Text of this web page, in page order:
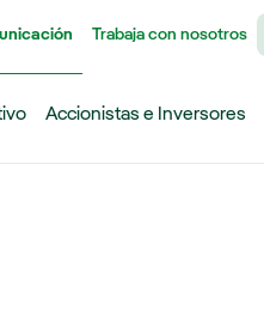
Trabaja con nosotros
Accionistas e Inversores